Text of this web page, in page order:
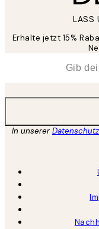
LASS
Erhalte jetzt 15%
In unserer